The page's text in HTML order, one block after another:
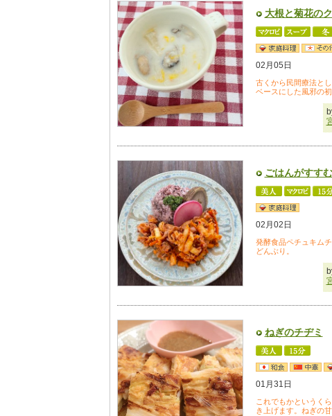
大根と菊花の
02月05日
古くから民間療法と
ベースにした風邪の
ごはんがすす
02月02日
発酵食品ペチュキム
どんぶり。
ねぎのチヂミ
01月31日
これでもかというく
き上げます。ねぎの